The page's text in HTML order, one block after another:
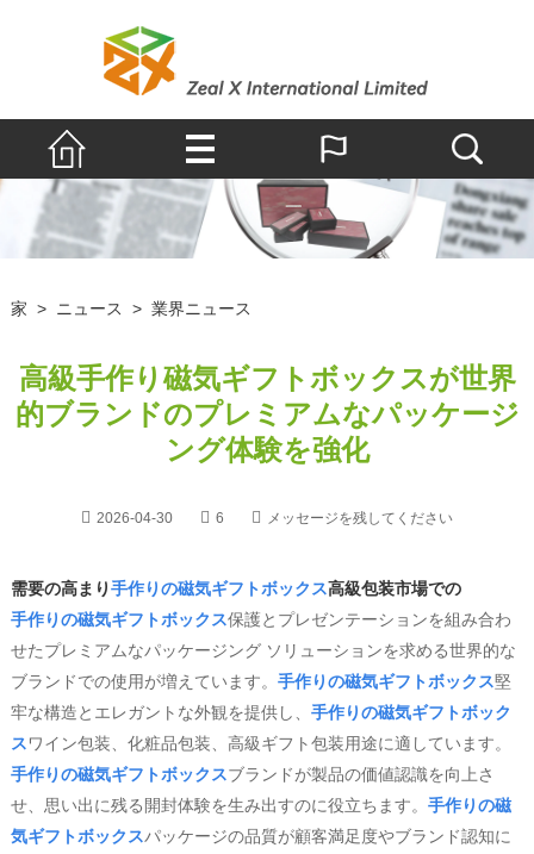
家 > ニュース > 業界ニュース
高級手作り磁気ギフトボックスが世界
的ブランドのプレミアムなパッケージ
ング体験を強化
2026-04-30 6 メッセージを残してください
需要の高まり手作りの磁気ギフトボックス高級包装市場での
手作りの磁気ギフトボックス保護とプレゼンテーションを組み合わ
せたプレミアムなパッケージング ソリューションを求める世界的な
ブランドでの使用が増えています。 手作りの磁気ギフトボックス堅
牢な構造とエレガントな外観を提供し、 手作りの磁気ギフトボック
スワイン包装、化粧品包装、高級ギフト包装用途に適しています。
手作りの磁気ギフトボックスブランドが製品の価値認識を向上さ
せ、思い出に残る開封体験を生み出すのに役立ちます。 手作りの磁
気ギフトボックスパッケージの品質が顧客満足度やブランド認知に